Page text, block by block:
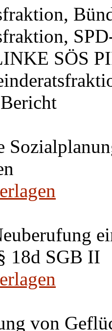
SÖS
18d SGB II
von